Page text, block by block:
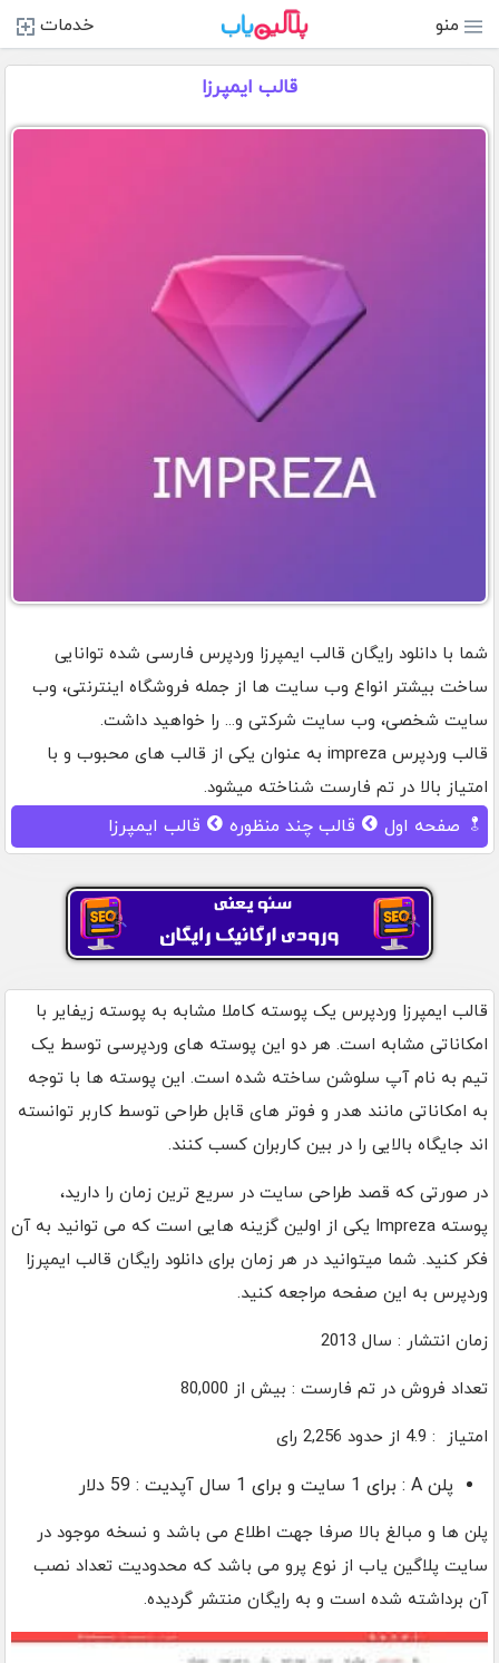
منو خدمات
قالب ایمپرزا
شما با دانلود رایگان قالب ایمپرزا وردپرس فارسی شده توانایی
ساخت بیشتر انواع وب سایت ها از جمله فروشگاه اینترنتی، وب
سایت شخصی، وب سایت شرکتی و... را خواهید داشت.
قالب وردپرس impreza به عنوان یکی از قالب های محبوب و با
امتیاز بالا در تم فارست شناخته میشود.
صفحه اول قالب چند منظوره قالب ایمپرزا
قالب ایمپرزا وردپرس یک پوسته کاملا مشابه به پوسته زیفایر با
امکاناتی مشابه است. هر دو این پوسته های وردپرسی توسط یک
تیم به نام آپ سلوشن ساخته شده است. این پوسته ها با توجه
به امکاناتی مانند هدر و فوتر های قابل طراحی توسط کاربر توانسته
اند جایگاه بالایی را در بین کاربران کسب کنند.
در صورتی که قصد طراحی سایت در سریع ترین زمان را دارید،
پوسته Impreza یکی از اولین گزینه هایی است که می توانید به آن
فکر کنید. شما میتوانید در هر زمان برای دانلود رایگان قالب ایمپرزا
وردپرس به این صفحه مراجعه کنید.
زمان انتشار : سال 2013
تعداد فروش در تم فارست : بیش از 80,000
امتیاز : 4.9 از حدود 2,256 رای
پلن A : برای 1 سایت و برای 1 سال آپدیت : 59 دلار
پلن ها و مبالغ بالا صرفا جهت اطلاع می باشد و نسخه موجود در
سایت پلاگین یاب از نوع پرو می باشد که محدودیت تعداد نصب
آن برداشته شده است و به رایگان منتشر گردیده.